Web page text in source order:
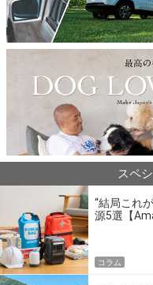
スペ
“結局これ
源5選【
コラム